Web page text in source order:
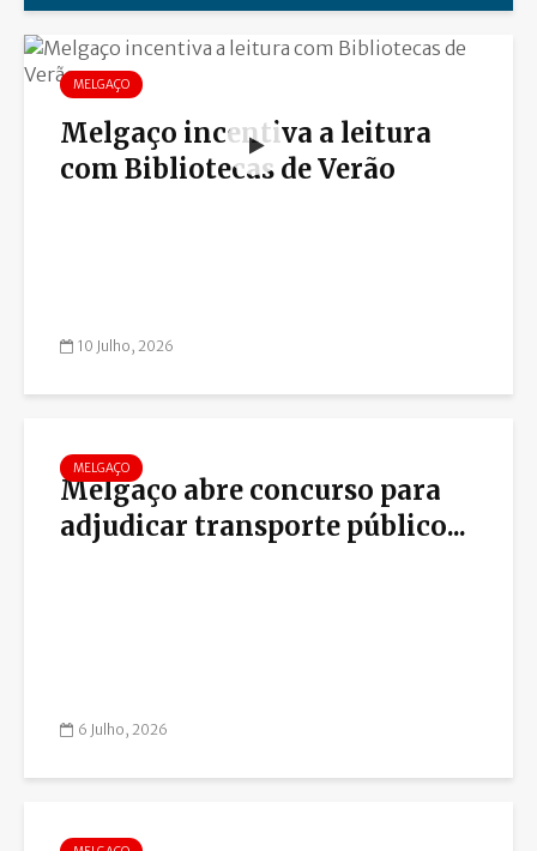
MELGAÇO
Melgaço incentiva a leitura
com Bibliotecas de Verão
10 Julho, 2026
MELGAÇO
Melgaço abre concurso para
adjudicar transporte público...
6 Julho, 2026